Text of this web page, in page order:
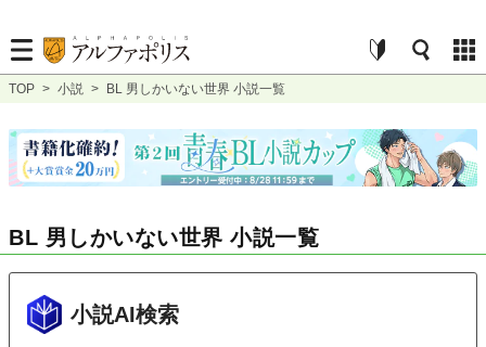
TOP > 小説 > BL 男しかいない世界 小説一覧
BL 男しかいない世界 小説一覧
小説AI検索